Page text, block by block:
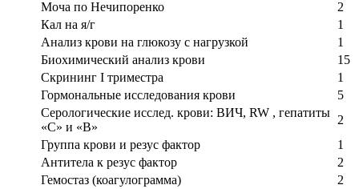
Моча по Нечипоренко
2
Кал на я/г
1
Анализ крови на глюкозу с нагрузкой
1
Биохимический анализ крови
15
Скрининг I триместра
1
Гормональные исследования крови
5
Серологические исслед. крови: ВИЧ, RW , гепатиты
«С» и «В»
2
Группа крови и резус фактор
1
Антитела к резус фактор
2
Гемостаз (коагулограмма)
2